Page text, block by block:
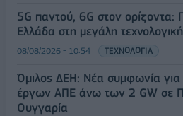
5G παντού, 6G στον ορίζοντα:
Ελλάδα στη μεγάλη
08/08/2026 - 10:54 ΤΕΧΝΟΛΟΓΙΑ
Όμιλος ΔΕΗ: Νέα συμφωνία για
έργων ΑΠΕ άνω των 2 GW σε
Ουγγαρία